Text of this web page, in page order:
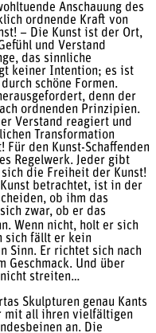
Anschauung des
ordnende Kraft von
– Die Kunst ist der Ort,
und Verstand
das sinnliche
keiner Intention; es ist
schöne Formen.
denn der
ordnenden Prinzipien.
Verstand reagiert und
Transformation
Für den Kunst-Schaffenden
Regelwerk. Jeder gibt
die Freiheit der Kunst!
betrachtet, ist in der
ob ihm das
zwar, ob er das
Wenn nicht, holt er sich
sich fällt er kein
Sinn. Er richtet sich nach
Geschmack. Und über
nicht streiten…
Skulpturen genau Kants
mit all ihren vielfältigen
an. Die